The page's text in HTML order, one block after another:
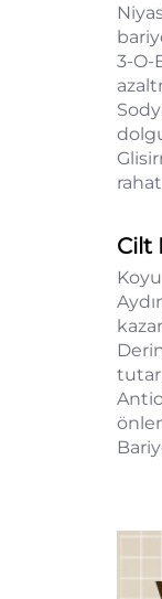
3-O-
Cilt